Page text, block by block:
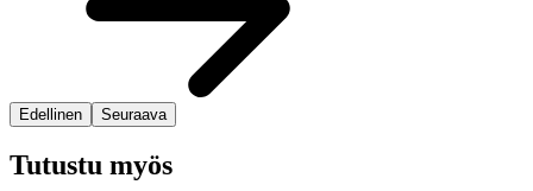
Edellinen Seuraava
Tutustu myös